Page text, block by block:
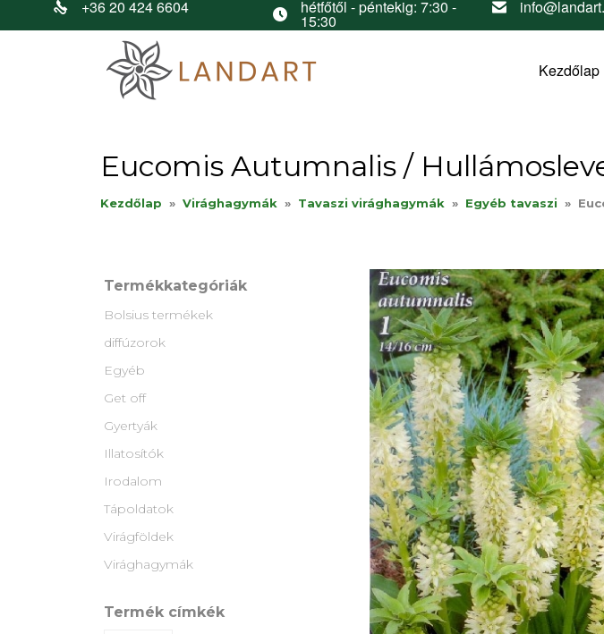
+36 20 424 6604 hétfőtől - péntekig: 7:30 -
15:30
Kezdőlap
Eucomis Autumnalis /
Kezdőlap » Virághagymák » Tavaszi virághagymák » Egyéb tavaszi »
Termékkategóriák
Bolsius termékek
diffúzorok
Egyéb
Get off
Gyertyák
Illatosítók
Irodalom
Tápoldatok
Virágföldek
Virághagymák
Termék címkék